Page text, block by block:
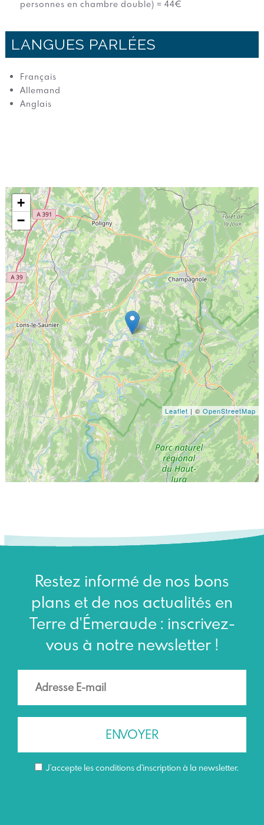
personnes en chambre double) = 44€
LANGUES PARLÉES
Français
Allemand
Anglais
+
−
Leaflet | ©OpenStreetMap
Restez informé de nos bons
plans et de nos actualités en
Terre d'Émeraude : inscrivez-
vous à notre newsletter !
J’accepte les conditions d'inscription à la newsletter.